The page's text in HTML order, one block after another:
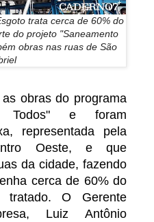
trata cerca de 60% do
do projeto "Saneamento
obras nas ruas de São
obras do programa
Todos" e foram
representada pela
Oeste, e que
da cidade, fazendo
cerca de 60% do
tratado. O Gerente
Luiz Antônio